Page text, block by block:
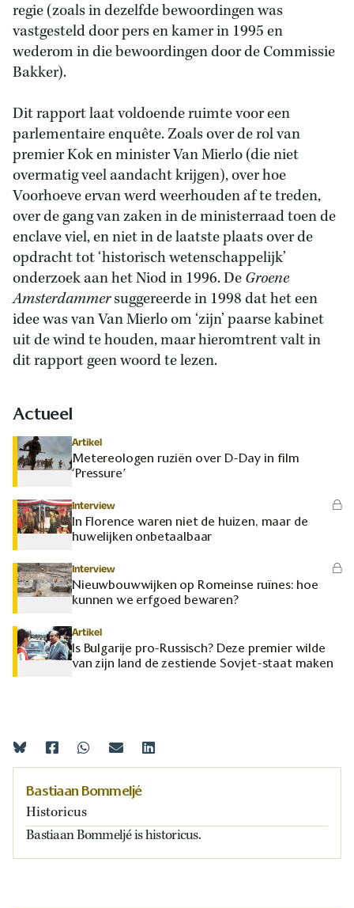
regie (zoals in dezelfde bewoordingen was
vastgesteld door pers en kamer in 1995 en
wederom in die bewoordingen door de Commissie
Bakker).
Dit rapport laat voldoende ruimte voor een
parlementaire enquête. Zoals over de rol van
premier Kok en minister Van Mierlo (die niet
overmatig veel aandacht krijgen), over hoe
Voorhoeve ervan werd weerhouden af te treden,
over de gang van zaken in de ministerraad toen de
enclave viel, en niet in de laatste plaats over de
opdracht tot ‘historisch wetenschappelijk’
onderzoek aan het Niod in 1996. DeGroene
Amsterdammersuggereerde in 1998 dat het een
idee was van Van Mierlo om ‘zijn’ paarse kabinet
uit de wind te houden, maar hieromtrent valt in
dit rapport geen woord te lezen.
Actueel
Artikel
Metereologen ruziën over D-Day in film
‘Pressure’
Interview
In Florence waren niet de huizen, maar de
huwelijken onbetaalbaar
Interview
Nieuwbouwwijken op Romeinse ruïnes: hoe
kunnen we erfgoed bewaren?
Artikel
Is Bulgarije pro-Russisch? Deze premier wilde
van zijn land de zestiende Sovjet-staat maken
Bastiaan Bommeljé
Historicus
Bastiaan Bommeljé is historicus.